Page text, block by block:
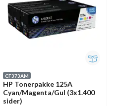
CF373AM
HP Tonerpakke 125A
Cyan/Magenta/Gul (3x1.400
sider)